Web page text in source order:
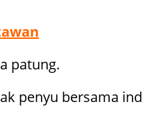
patung.
penyu bersama